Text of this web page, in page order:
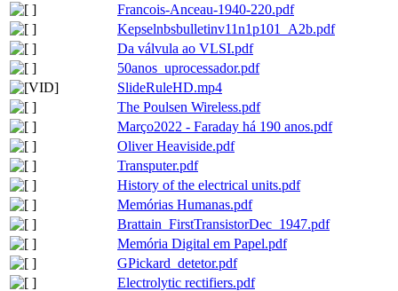
Francois-Anceau-1940-220.pdf
Kepselnbsbulletinv11n1p101_A2b.pdf
Da válvula ao VLSI.pdf
50anos_uprocessador.pdf
SlideRuleHD.mp4
The Poulsen Wireless.pdf
Março2022 - Faraday há 190 anos.pdf
Oliver Heaviside.pdf
Transputer.pdf
History of the electrical units.pdf
Memórias Humanas.pdf
Brattain_FirstTransistorDec_1947.pdf
Memória Digital em Papel.pdf
GPickard_detetor.pdf
Electrolytic rectifiers.pdf